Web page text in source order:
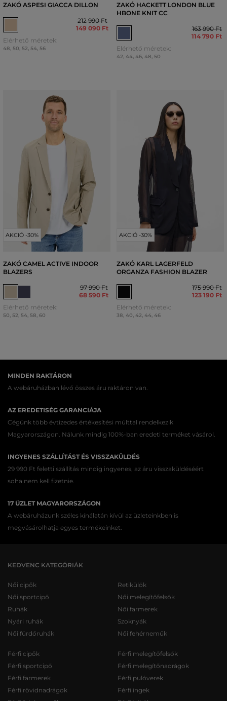
ZAKÓ ASPESI GIACCA DILLON
212 990 Ft
149 090 Ft
Elérhető méretek:
48 50 52 54 56
ZAKÓ HACKETT LONDON BLUE
HBONE KNIT CC
163 990 Ft
114 790 Ft
Elérhető méretek:
42 44 46, 48 50
AKCIÓ -30%
ZAKÓ CAMEL ACTIVE INDOOR
BLAZERS
97 990 Ft
68 590 Ft
Elérhető méretek:
50, 52, 54, 58, 60
AKCIÓ -30%
ZAKÓ KARL LAGERFELD
ORGANZA FASHION BLAZER
175 990 Ft
123 190 Ft
Elérhető méretek:
38, 40, 42, 44, 46
MINDEN RAKTÁRON
A webáruházban lévő összes áru raktáron van.
AZ EREDETISÉG GARANCIÁJA
Cégünk több évtizedes értékesítési múlttal rendelkezik
Magyarországon. Nálunk mindig 100%-ban eredeti terméket vásárol.
INGYENES SZÁLLÍTÁST ÉS VISSZAKÜLDÉS
29 990 Ft feletti szállítás mindig ingyenes, az áru visszaküldéséért
soha nem kell fizetnie.
17 ÜZLET MAGYARORSZÁGON
A webáruházunk széles kínálatán kívül az üzleteinkben is
megvásárolhatja egyes termékeinket.
KEDVENC KATEGÓRIÁK
Női cipők
Női sportcipő
Ruhák
Nyári ruhák
Női fürdőruhák
Retikülök
Női melegítőfelsők
Női farmerek
Szoknyák
Női fehérneműk
Férfi cipők
Férfi sportcipő
Férfi farmerek
Férfi rövidnadrágok
Férfi melegítőfelsők
Férfi melegítőnadrágok
Férfi pulóverek
Férfi ingek